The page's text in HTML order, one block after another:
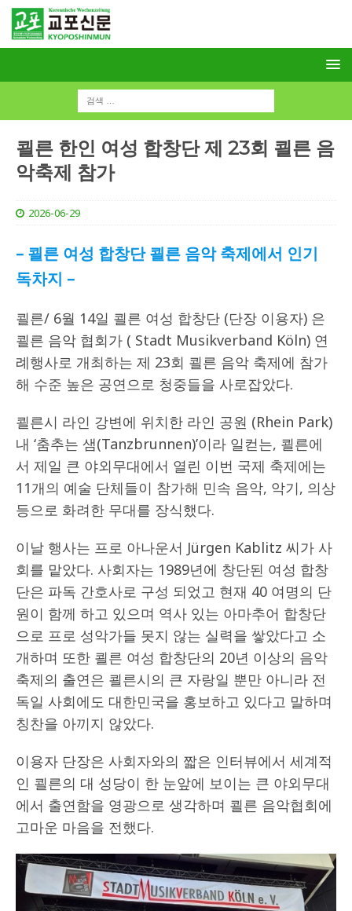
쾰른 한인 여성 합창단 제 23회 쾰른 음
악축제 참가
2026-06-29
– 쾰른 여성 합창단 쾰른 음악 축제에서 인기
독차지 –
쾰른/ 6월 14일 쾰른 여성 합창단 (단장 이용자) 은
쾰른 음악 협회가 ( Stadt Musikverband Köln) 연
례행사로 개최하는 제 23회 쾰른 음악 축제에 참가
해 수준 높은 공연으로 청중들을 사로잡았다.
쾰른시 라인 강변에 위치한 라인 공원 (Rhein Park)
내 ‘춤추는 샘(Tanzbrunnen)’이라 일컫는, 쾰른에
서 제일 큰 야외무대에서 열린 이번 국제 축제에는
11개의 예술 단체들이 참가해 민속 음악, 악기, 의상
등으로 화려한 무대를 장식했다.
이날 행사는 프로 아나운서 Jürgen Kablitz 씨가 사
회를 맡았다. 사회자는 1989년에 창단된 여성 합창
단은 파독 간호사로 구성 되었고 현재 40 여명의 단
원이 함께 하고 있으며 역사 있는 아마추어 합창단
으로 프로 성악가들 못지 않는 실력을 쌓았다고 소
개하며 또한 쾰른 여성 합창단의 20년 이상의 음악
축제의 출연은 쾰른시의 큰 자랑일 뿐만 아니라 전
독일 사회에도 대한민국을 홍보하고 있다고 말하며
칭찬을 아끼지 않았다.
이용자 단장은 사회자와의 짧은 인터뷰에서 세계적
인 쾰른의 대 성당이 한 눈앞에 보이는 큰 야외무대
에서 출연함을 영광으로 생각하며 쾰른 음악협회에
고마운 마음을 전했다.